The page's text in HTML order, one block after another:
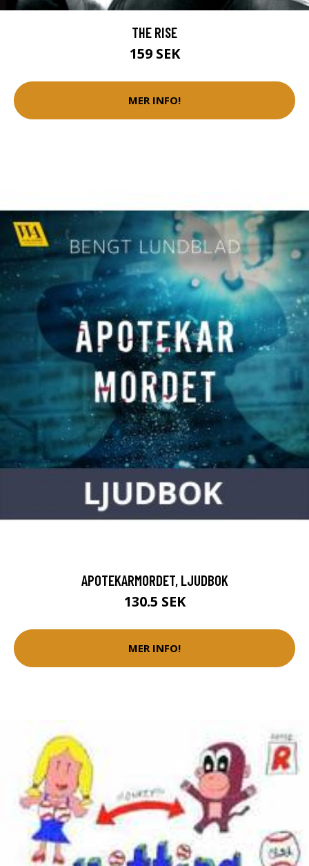
THE RISE
159 SEK
MER INFO!
APOTEKARMORDET, LJUDBOK
130.5 SEK
MER INFO!